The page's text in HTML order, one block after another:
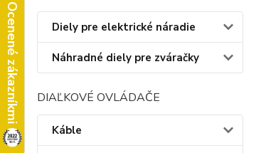
Ocenené zákazníkmi Diely pre elektrické náradie
Náhradné diely pre zváračky
DIAĽKOVÉ OVLÁDAČE
Káble